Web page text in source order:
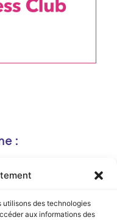
utilisons des technologies
aux informations des
:
disponible